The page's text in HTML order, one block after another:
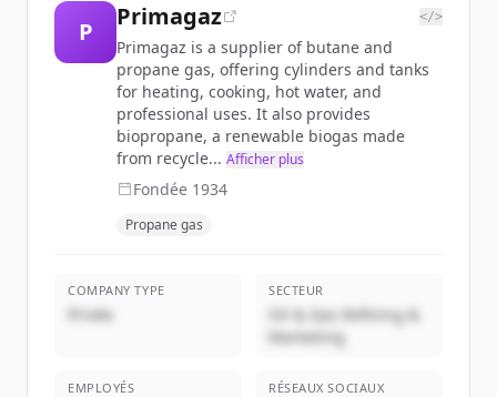
P
Primagaz </>
Primagaz is a supplier of butane and
propane gas, offering cylinders and tanks
for heating, cooking, hot water, and
professional uses. It also provides
biopropane, a renewable biogas made
from recycle... Afficher plus
Fondée 1934
Propane gas
COMPANY TYPE
Privée
SECTEUR
Oil & Gas Refining &
Marketing
EMPLOYÉS RÉSEAUX SOCIAUX